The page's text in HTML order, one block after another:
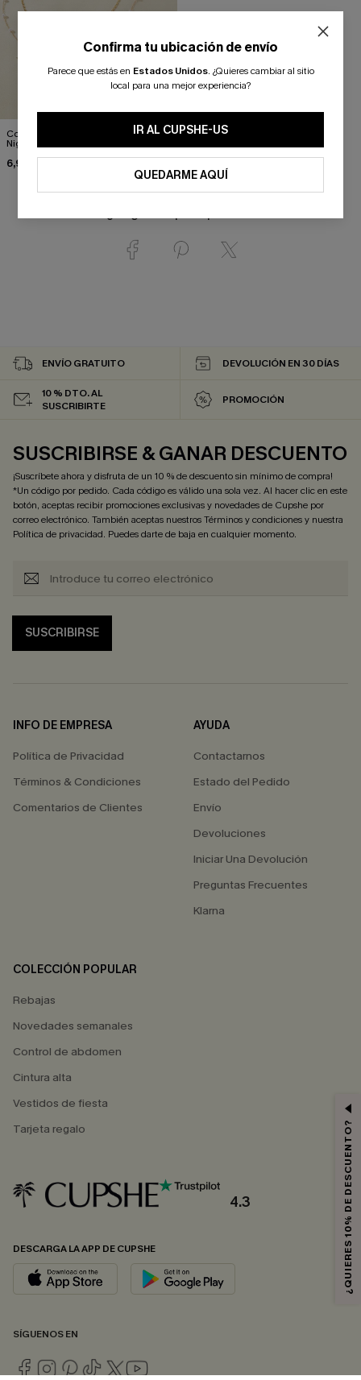
Conjunto de collar dorado Cabana
Nights
6,90 €
Confirma tu ubicación de envío
Parece que estás en Estados Unidos. ¿Quieres cambiar al sitio
local para una mejor experiencia?
IR AL CUPSHE-US
QUEDARME AQUÍ
ENVÍO GRATUITO DEVOLUCIÓN EN 30 DÍAS
10 % DTO. AL
SUSCRIBIRTE
PROMOCIÓN
SUSCRIBIRSE & GANAR DESCUENTO
¡Suscríbete ahora y disfruta de un 10 % de descuento sin mínimo de compra!
*Un código por pedido. Cada código es válido una sola vez. Al hacer clic en este
botón, aceptas recibir promociones exclusivas y novedades de Cupshe por
correo electrónico. También aceptas nuestrosTérminos y condicionesy nuestra
Política de privacidad. Puedes darte de baja en cualquier momento.
SUSCRIBIRSE
INFO DE EMPRESA
Política de Privacidad
Términos & Condiciones
Comentarios de Clientes
AYUDA
Contactarnos
Estado del Pedido
Envío
Devoluciones
Iniciar Una Devolución
Preguntas Frecuentes
Klarna
COLECCIÓN POPULAR
Rebajas
Novedades semanales
Control de abdomen
Cintura alta
Vestidos de fiesta
Tarjeta regalo
4.3
DESCARGA LA APP DE CUPSHE
SÍGUENOS EN
¿QUIERES 10% DE DESCUENTO?